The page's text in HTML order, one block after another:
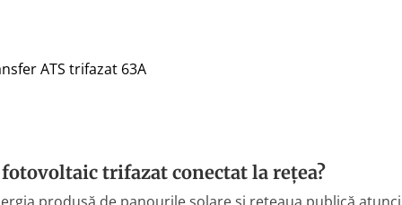
ATS trifazat 63A
trifazat conectat la rețea?